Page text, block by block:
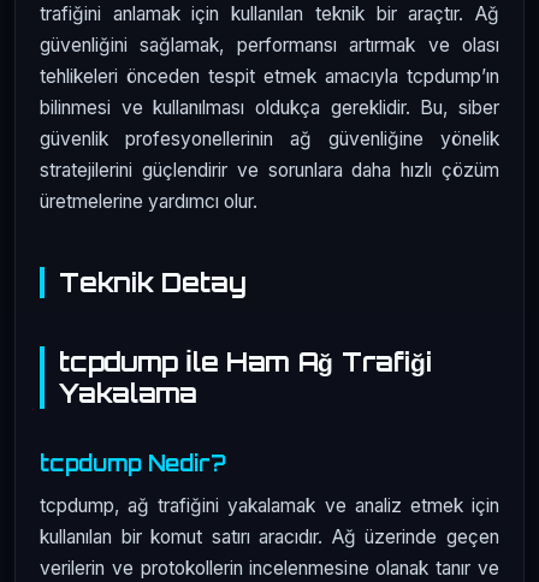
trafiğini anlamak için kullanılan teknik bir araçtır. Ağ
güvenliğini sağlamak, performansı artırmak ve olası
tehlikeleri önceden tespit etmek amacıyla tcpdump’ın
bilinmesi ve kullanılması oldukça gereklidir. Bu, siber
güvenlik profesyonellerinin ağ güvenliğine yönelik
stratejilerini güçlendirir ve sorunlara daha hızlı çözüm
üretmelerine yardımcı olur.
Teknik Detay
tcpdump İle Ham Ağ Trafiği
Yakalama
tcpdump Nedir?
tcpdump, ağ trafiğini yakalamak ve analiz etmek için
kullanılan bir komut satırı aracıdır. Ağ üzerinde geçen
verilerin ve protokollerin incelenmesine olanak tanır ve